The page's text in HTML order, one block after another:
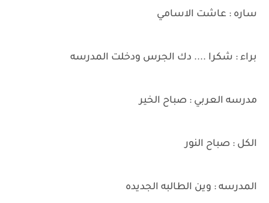
ساره : عاشت الاسامي
براء : شكرا .... دك الجرس ودخلت المدرسه
مدرسه العربي : صباح الخير
الكل : صباح النور
المدرسه : وين الطالبه الجديده